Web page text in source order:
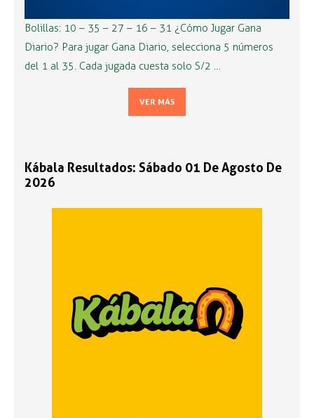
Bolillas: 10 – 35 – 27 – 16 – 31 ¿Cómo Jugar Gana
Diario? Para jugar Gana Diario, selecciona 5 números
del 1 al 35. Cada jugada cuesta solo S/2 …
VER MÁS
Kábala Resultados: Sábado 01 De Agosto De
2026